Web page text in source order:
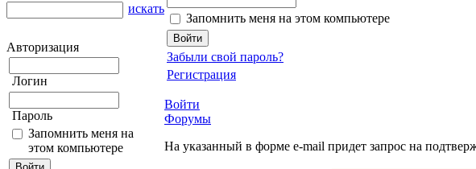
искать
Авторизация
Логин
Пароль
Запомнить меня на
этом компьютере
Запомнить меня на этом компьютере
Забыли свой пароль?
Регистрация
Войти
Форумы
На указанный в форме e-mail придет запрос на